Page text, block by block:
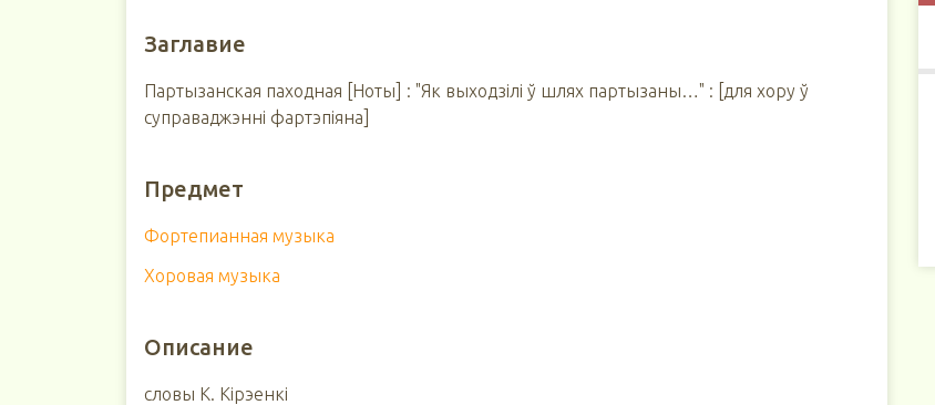
Заглавие
Партызанская паходная [Ноты] : "Як выходзілі ў шлях партызаны…" : [для хору ў
суправаджэнні фартэпіяна]
Предмет
Фортепианная музыка
Хоровая музыка
Описание
словы К. Кірэенкі